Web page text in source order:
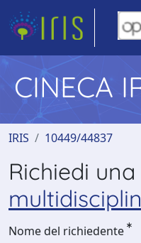
CINECA
IRIS 10449/44837
Richiedi
Nome del richiedente